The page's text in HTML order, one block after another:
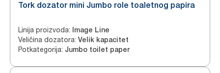
Tork dozator mini Jumbo role toaletnog papira
Linija proizvoda: Image Line
Veličina dozatora: Velik kapacitet
Potkategorija: Jumbo toilet paper